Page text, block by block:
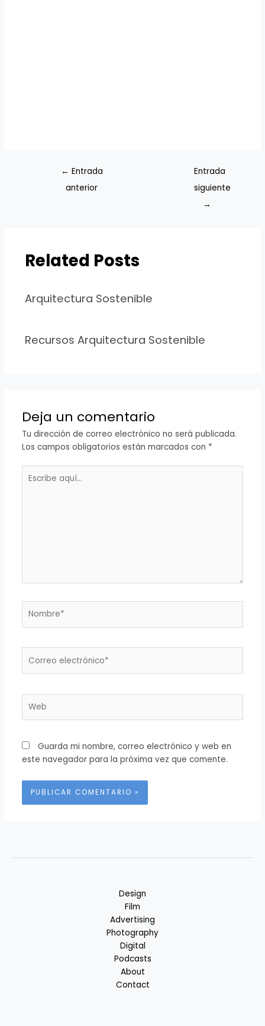
← Entrada
anterior
Entrada
siguiente
→
Related Posts
Arquitectura Sostenible
Recursos Arquitectura Sostenible
Deja un comentario
Tu dirección de correo electrónico no será publicada.
Los campos obligatorios están marcados con *
aquí...
electrónico*
Guarda mi nombre, correo electrónico y web en
este navegador para la próxima vez que comente.
Design
Film
Advertising
Photography
Digital
Podcasts
About
Contact